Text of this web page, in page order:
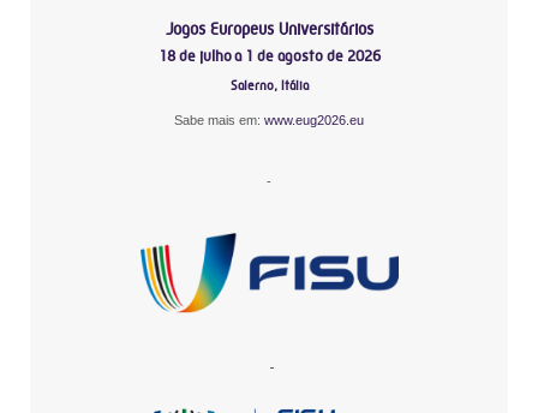
Jogos Europeus Universitários
18 de julho a 1 de agosto de 2026
Salerno, Itália
Sabe mais em: www.eug2026.eu
-
-